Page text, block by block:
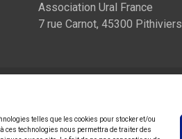
telles que les cookies pour stocker et/ou
ces technologies nous permettra de traiter des
Association Ural France
7 rue Carnot, 45300 Pithiviers